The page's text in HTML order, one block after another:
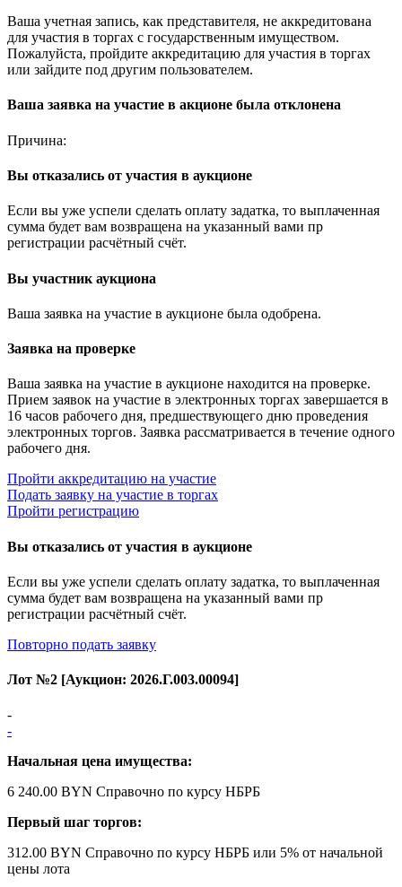
Ваша учетная запись, как представителя, не аккредитована
для участия в торгах с государственным имуществом.
Пожалуйста, пройдите аккредитацию для участия в торгах
или зайдите под другим пользователем.
Ваша заявка на участие в акционе была отклонена
Причина:
Вы отказались от участия в аукционе
Если вы уже успели сделать оплату задатка, то выплаченная
сумма будет вам возвращена на указанный вами пр
регистрации расчётный счёт.
Вы участник аукциона
Ваша заявка на участие в аукционе была одобрена.
Заявка на проверке
Ваша заявка на участие в аукционе находится на проверке.
Прием заявок на участие в электронных торгах завершается в
16 часов рабочего дня, предшествующего дню проведения
электронных торгов. Заявка рассматривается в течение одного
рабочего дня.
Пройти аккредитацию на участие
Подать заявку на участие в торгах
Пройти регистрацию
Вы отказались от участия в аукционе
Если вы уже успели сделать оплату задатка, то выплаченная
сумма будет вам возвращена на указанный вами пр
регистрации расчётный счёт.
Повторно подать заявку
Лот №2 [Аукцион: 2026.Г.003.00094]
-
-
Начальная цена имущества:
6 240.00 BYN Справочно по курсу НБРБ
Первый шаг торгов:
312.00 BYN Справочно по курсу НБРБ или 5% от начальной
цены лота